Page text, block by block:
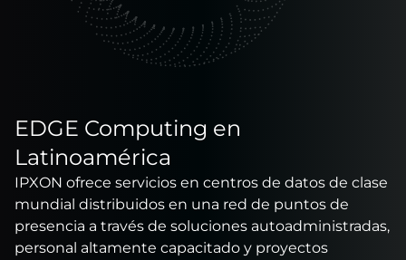
EDGE Computing en
Latinoamérica
IPXON ofrece servicios en centros de datos de clase
mundial distribuidos en una red de puntos de
presencia a través de soluciones autoadministradas,
personal altamente capacitado y proyectos